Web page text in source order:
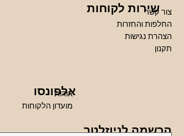
הרשמה לניוזלטר
אלפונסו
אודות
מועדון הלקוחות
שירות לקוחות
צור קשר
החלפות והחזרות
הצהרת נגישות
תקנון